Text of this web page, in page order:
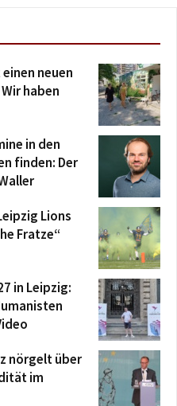
neuen
haben
in den
finden: Der
Lions
Fratze“
in Leipzig:
nörgelt über
im